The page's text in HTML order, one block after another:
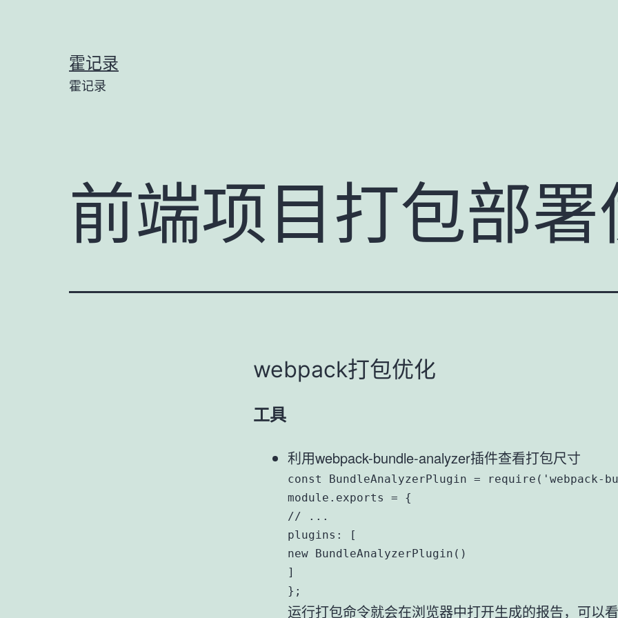
霍记录
霍记录
前端项目打包部署
webpack打包优化
工具
利用webpack-bundle-analyzer插件查看打包尺寸
const BundleAnalyzerPlugin = require('webpack-
module.exports = {
// ...
plugins: [
new BundleAnalyzerPlugin()
]
};
运行打包命令就会在浏览器中打开生成的报告，可以